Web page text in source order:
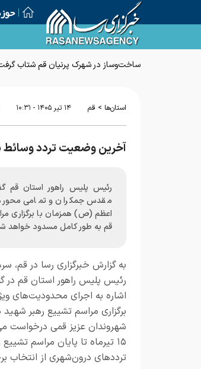
ساخت‌وساز در شهرک پرنیان قم شتاب
استان‌ها > قم ۱۴ تير ۱۴۰۵ - ۱۰:۳۱
آخرین وضعیت تردد وسائط
رئیس پلیس راهور استان
مقدس جمکران و تمامی
اعظم (ص) همزمان با برگزاری
قم به طور کامل مسدود خواهد
به گزارش خبرگزاری رسا در قم،
رئیس پلیس راهور استان قم در
اشاره به اجرای محدودیت‌های
برگزاری مراسم تشییع رهبر شهید
شهروندان عزیز قمی درخواست
۱۵ تیرماه تا پایان مراسم
ترددهای درون‌شهری از انتخاب